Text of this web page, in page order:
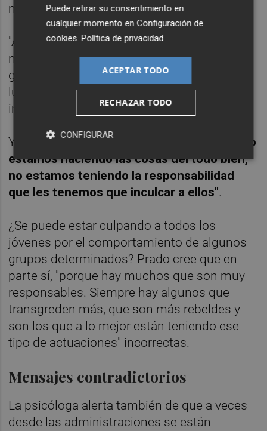
mucho.
"A ellos esos mensajes también les llegan,
no se les puede estar diciendo 'tienes que
guardar la distancia, usar mascarilla..' si
luego les estamos transmitiendo esas
imágenes".
Y es que, según esta experta,
"los adultos no
estamos haciendo las cosas del todo bien,
no estamos teniendo la responsabilidad
que les tenemos que inculcar a ellos".
¿Se puede estar culpando a todos los
jóvenes por el comportamiento de algunos
grupos determinados? Prado cree que en
parte sí, "porque hay muchos que son muy
responsables. Siempre hay algunos que
transgreden más, que son más rebeldes y
son los que a lo mejor están teniendo ese
tipo de actuaciones" incorrectas.
Mensajes contradictorios
La psicóloga alerta también de que a veces
desde las administraciones se están
Puede retirar su consentimiento en
cualquier momento enConfiguración de
cookies.Política de privacidad
ACEPTAR TODO
RECHAZAR TODO
CONFIGURAR